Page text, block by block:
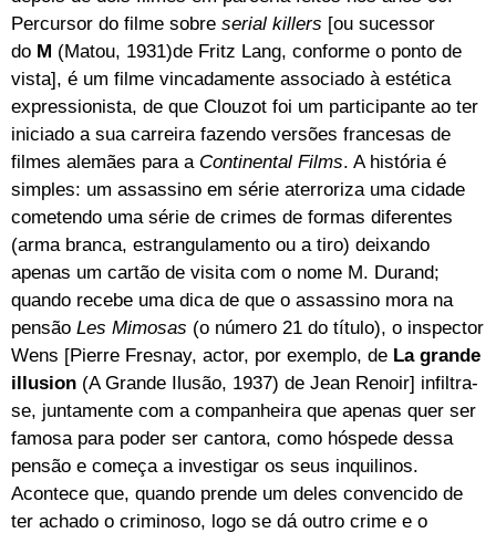
Percursor do filme sobre serial killers [ou sucessor
do M (Matou, 1931)de Fritz Lang, conforme o ponto de
vista], é um filme vincadamente associado à estética
expressionista, de que Clouzot foi um participante ao ter
iniciado a sua carreira fazendo versões francesas de
filmes alemães para a Continental Films. A história é
simples: um assassino em série aterroriza uma cidade
cometendo uma série de crimes de formas diferentes
(arma branca, estrangulamento ou a tiro) deixando
apenas um cartão de visita com o nome M. Durand;
quando recebe uma dica de que o assassino mora na
pensão Les Mimosas (o número 21 do título), o inspector
Wens [Pierre Fresnay, actor, por exemplo, de La grande
illusion (A Grande Ilusão, 1937) de Jean Renoir] infiltra-
se, juntamente com a companheira que apenas quer ser
famosa para poder ser cantora, como hóspede dessa
pensão e começa a investigar os seus inquilinos.
Acontece que, quando prende um deles convencido de
ter achado o criminoso, logo se dá outro crime e o